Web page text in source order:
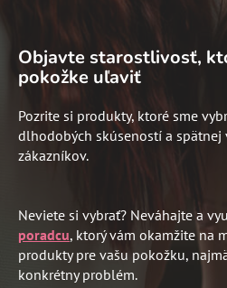
Objavte starostlivosť,
pokožke uľaviť
Pozrite si produkty, ktoré sme
dlhodobých skúseností a spätnej
zákazníkov.
Neviete si vybrať? Neváhajte a
poradcu, ktorý vám okamžite na
produkty pre vašu pokožku,
konkrétny problém.